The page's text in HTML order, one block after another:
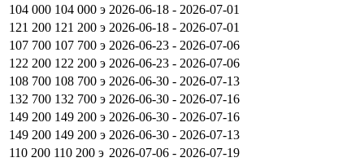
104 000 104 000 э 2026-06-18 - 2026-07-01
121 200 121 200 э 2026-06-18 - 2026-07-01
107 700 107 700 э 2026-06-23 - 2026-07-06
122 200 122 200 э 2026-06-23 - 2026-07-06
108 700 108 700 э 2026-06-30 - 2026-07-13
132 700 132 700 э 2026-06-30 - 2026-07-16
149 200 149 200 э 2026-06-30 - 2026-07-16
149 200 149 200 э 2026-06-30 - 2026-07-13
110 200 110 200 э 2026-07-06 - 2026-07-19